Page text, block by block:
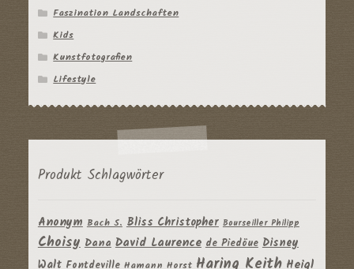
Faszination Landschaften
Kids
Kunstfotografien
Lifestyle
Produkt Schlagwörter
Anonym Bach S. Bliss Christopher Bourseiller Philipp
Choisy Dana David Laurence de Piedöue Disney
Walt Fontdeville Hamann Horst Heigl